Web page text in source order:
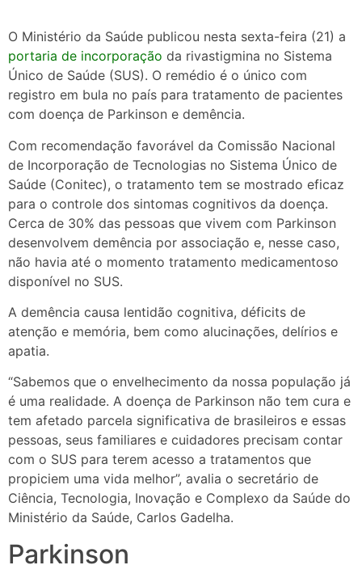
O Ministério da Saúde publicou nesta sexta-feira (21) a
portaria de incorporação da rivastigmina no Sistema
Único de Saúde (SUS). O remédio é o único com
registro em bula no país para tratamento de pacientes
com doença de Parkinson e demência.
Com recomendação favorável da Comissão Nacional
de Incorporação de Tecnologias no Sistema Único de
Saúde (Conitec), o tratamento tem se mostrado eficaz
para o controle dos sintomas cognitivos da doença.
Cerca de 30% das pessoas que vivem com Parkinson
desenvolvem demência por associação e, nesse caso,
não havia até o momento tratamento medicamentoso
disponível no SUS.
A demência causa lentidão cognitiva, déficits de
atenção e memória, bem como alucinações, delírios e
apatia.
“Sabemos que o envelhecimento da nossa população já
é uma realidade. A doença de Parkinson não tem cura e
tem afetado parcela significativa de brasileiros e essas
pessoas, seus familiares e cuidadores precisam contar
com o SUS para terem acesso a tratamentos que
propiciem uma vida melhor”, avalia o secretário de
Ciência, Tecnologia, Inovação e Complexo da Saúde do
Ministério da Saúde, Carlos Gadelha.
Parkinson